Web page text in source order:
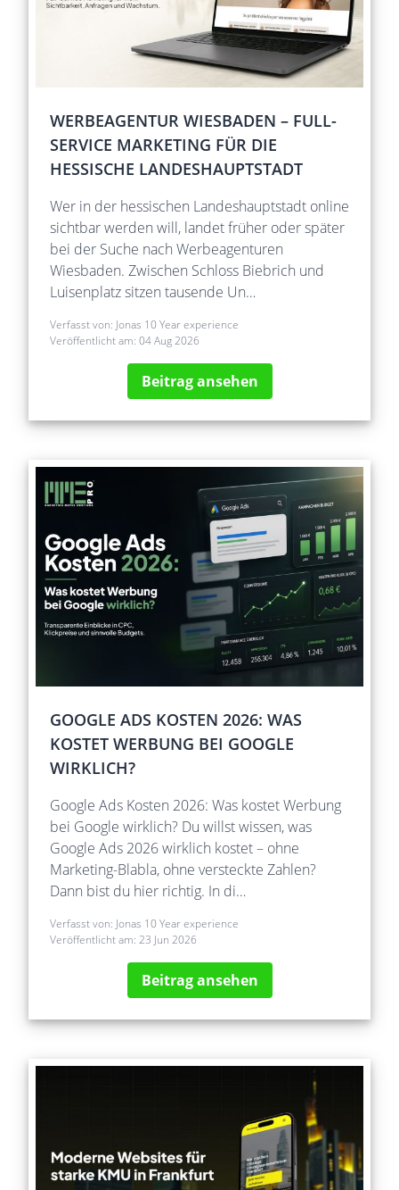
WERBEAGENTUR WIESBADEN – FULL-
SERVICE MARKETING FÜR DIE
HESSISCHE LANDESHAUPTSTADT
Wer in der hessischen Landeshauptstadt online
sichtbar werden will, landet früher oder später
bei der Suche nach Werbeagenturen
Wiesbaden. Zwischen Schloss Biebrich und
Luisenplatz sitzen tausende Un…
Verfasst von: Jonas 10 Year experience
Veröffentlicht am: 04 Aug 2026
Beitrag ansehen
GOOGLE ADS KOSTEN 2026: WAS
KOSTET WERBUNG BEI GOOGLE
WIRKLICH?
Google Ads Kosten 2026: Was kostet Werbung
bei Google wirklich? Du willst wissen, was
Google Ads 2026 wirklich kostet – ohne
Marketing-Blabla, ohne versteckte Zahlen?
Dann bist du hier richtig. In di…
Verfasst von: Jonas 10 Year experience
Veröffentlicht am: 23 Jun 2026
Beitrag ansehen